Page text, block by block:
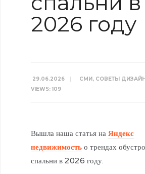
2026 году
29.06.2026 | СМИ, СОВЕТЫ
VIEWS: 109
Вышла наша статья на Яндекс
недвижимость о трендах
спальни в 2026 году.